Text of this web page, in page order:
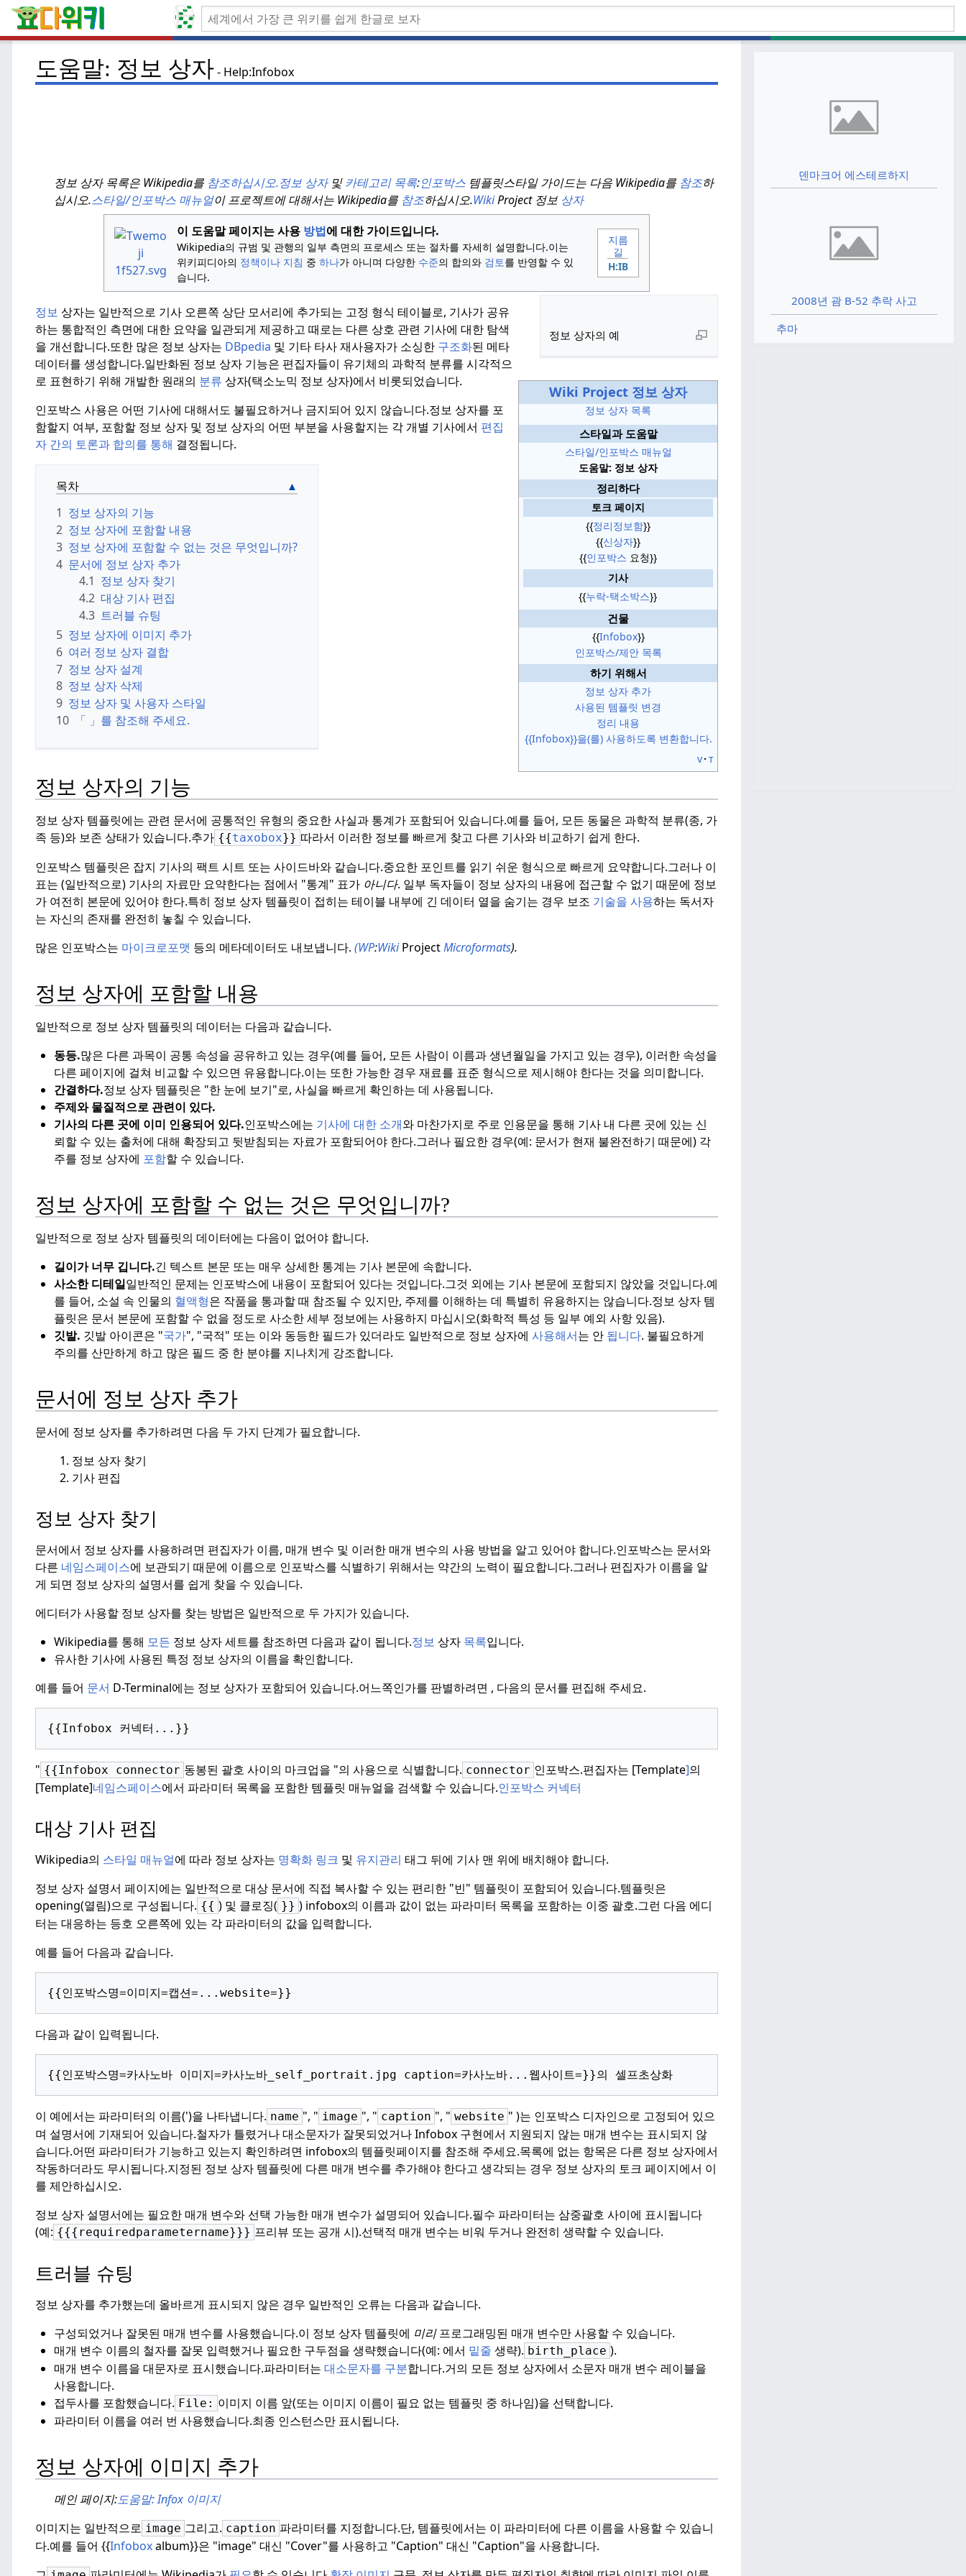
도움말: 정보 상자 Help:Infobox
정보 상자 목록은 Wikipedia를 참조하십시오.정보 상자및카테고리 목록:인포박스템플릿스타일 가이드는 다음 Wikipedia를 참조하
십시오.스타일/인포박스 매뉴얼이 프로젝트에 대해서는 Wikipedia를 참조하십시오.WikiProject 정보 상자
이 도움말 페이지는 사용 방법에 대한 가이드입니다.
Wikipedia의 규범 및 관행의 일부 측면의 프로세스 또는 절차를 자세히 설명합니다.이는
위키피디아의 정책이나 지침 중하나가 아니며 다양한 수준의 합의와 검토를 반영할 수 있
습니다.
지름
길
H:IB
정보 상자의 예
Wiki Project 정보 상자
정보 상자 목록
스타일과 도움말
스타일/인포박스 매뉴얼
도움말: 정보 상자
정리하다
토크 페이지
{{정리정보함}}
{{신상자}}
{{인포박스 요청}}
기사
{{누락-택소박스}}
건물
{{Infobox}}
인포박스/제안 목록
하기 위해서
정보 상자 추가
사용된 템플릿 변경
정리 내용
{{Infobox}}을(를) 사용하도록 변환합니다.
v t
정보 상자는 일반적으로 기사 오른쪽 상단 모서리에 추가되는 고정 형식 테이블로, 기사가 공유
하는 통합적인 측면에 대한 요약을 일관되게 제공하고 때로는 다른 상호 관련 기사에 대한 탐색
을 개선합니다.또한 많은 정보 상자는 DBpedia 및 기타 타사 재사용자가 소싱한 구조화된 메타
데이터를 생성합니다.일반화된 정보 상자 기능은 편집자들이 유기체의 과학적 분류를 시각적으
로 표현하기 위해 개발한 원래의 분류 상자(택소노믹 정보 상자)에서 비롯되었습니다.
인포박스 사용은 어떤 기사에 대해서도 불필요하거나 금지되어 있지 않습니다.정보 상자를 포
함할지 여부, 포함할 정보 상자 및 정보 상자의 어떤 부분을 사용할지는 각 개별 기사에서 편집
자 간의 토론과 합의를 통해 결정됩니다.
목차
1 정보 상자의 기능
2 정보 상자에 포함할 내용
3 정보 상자에 포함할 수 없는 것은 무엇입니까?
4 문서에 정보 상자 추가
4.1 정보 상자 찾기
4.2 대상 기사 편집
4.3 트러블 슈팅
5 정보 상자에 이미지 추가
6 여러 정보 상자 결합
7 정보 상자 설계
8 정보 상자 삭제
9 정보 상자 및 사용자 스타일
10
「 」를 참조해 주세요.
정보 상자의 기능
정보 상자 템플릿에는 관련 문서에 공통적인 유형의 중요한 사실과 통계가 포함되어 있습니다.예를 들어, 모든 동물은 과학적 분류(종, 가
족 등)와 보존 상태가 있습니다.추가 {{taxobox}} 따라서 이러한 정보를 빠르게 찾고 다른 기사와 비교하기 쉽게 한다.
인포박스 템플릿은 잡지 기사의 팩트 시트 또는 사이드바와 같습니다.중요한 포인트를 읽기 쉬운 형식으로 빠르게 요약합니다.그러나 이
표는 (일반적으로) 기사의 자료만 요약한다는 점에서 "통계" 표가 아니다. 일부 독자들이 정보 상자의 내용에 접근할 수 없기 때문에 정보
가 여전히 본문에 있어야 한다.특히 정보 상자 템플릿이 접히는 테이블 내부에 긴 데이터 열을 숨기는 경우 보조 기술을 사용하는 독서자
는 자신의 존재를 완전히 놓칠 수 있습니다.
많은 인포박스는 마이크로포맷 등의 메타데이터도 내보냅니다. (WP:WikiProjectMicroformats).
정보 상자에 포함할 내용
일반적으로 정보 상자 템플릿의 데이터는 다음과 같습니다.
동등.많은 다른 과목이 공통 속성을 공유하고 있는 경우(예를 들어, 모든 사람이 이름과 생년월일을 가지고 있는 경우), 이러한 속성을
다른 페이지에 걸쳐 비교할 수 있으면 유용합니다.이는 또한 가능한 경우 재료를 표준 형식으로 제시해야 한다는 것을 의미합니다.
간결하다.정보 상자 템플릿은 "한 눈에 보기"로, 사실을 빠르게 확인하는 데 사용됩니다.
주제와 물질적으로 관련이 있다.
기사의 다른 곳에 이미 인용되어 있다.인포박스에는 기사에 대한 소개와 마찬가지로 주로 인용문을 통해 기사 내 다른 곳에 있는 신
뢰할 수 있는 출처에 대해 확장되고 뒷받침되는 자료가 포함되어야 한다.그러나 필요한 경우(예: 문서가 현재 불완전하기 때문에) 각
주를 정보 상자에 포함할 수 있습니다.
정보 상자에 포함할 수 없는 것은 무엇입니까?
일반적으로 정보 상자 템플릿의 데이터에는 다음이 없어야 합니다.
길이가 너무 깁니다.긴 텍스트 본문 또는 매우 상세한 통계는 기사 본문에 속합니다.
사소한 디테일일반적인 문제는 인포박스에 내용이 포함되어 있다는 것입니다.그것 외에는 기사 본문에 포함되지 않았을 것입니다.예
를 들어, 소설 속 인물의 혈액형은 작품을 통과할 때 참조될 수 있지만, 주제를 이해하는 데 특별히 유용하지는 않습니다.정보 상자 템
플릿은 문서 본문에 포함할 수 없을 정도로 사소한 세부 정보에는 사용하지 마십시오(화학적 특성 등 일부 예외 사항 있음).
깃발. 깃발 아이콘은 "국가", "국적" 또는 이와 동등한 필드가 있더라도 일반적으로 정보 상자에 사용해서는 안 됩니다. 불필요하게
주의를 산만하게 하고 많은 필드 중 한 분야를 지나치게 강조합니다.
문서에 정보 상자 추가
문서에 정보 상자를 추가하려면 다음 두 가지 단계가 필요합니다.
정보 상자 찾기
기사 편집
정보 상자 찾기
문서에서 정보 상자를 사용하려면 편집자가 이름, 매개 변수 및 이러한 매개 변수의 사용 방법을 알고 있어야 합니다.인포박스는 문서와
다른 네임스페이스에 보관되기 때문에 이름으로 인포박스를 식별하기 위해서는 약간의 노력이 필요합니다.그러나 편집자가 이름을 알
게 되면 정보 상자의 설명서를 쉽게 찾을 수 있습니다.
에디터가 사용할 정보 상자를 찾는 방법은 일반적으로 두 가지가 있습니다.
Wikipedia를 통해 모든 정보 상자 세트를 참조하면 다음과 같이 됩니다.정보 상자 목록입니다.
유사한 기사에 사용된 특정 정보 상자의 이름을 확인합니다.
예를 들어 문서 D-Terminal에는 정보 상자가 포함되어 있습니다.어느쪽인가를 판별하려면 , 다음의 문서를 편집해 주세요.
{{Infobox 커넥터... }}
" {{Infobox connector 동봉된 괄호 사이의 마크업을 "의 사용으로 식별합니다. connector 인포박스.편집자는 [Template]의
[Template]네임스페이스에서 파라미터 목록을 포함한 템플릿 매뉴얼을 검색할 수 있습니다.인포박스 커넥터
대상 기사 편집
Wikipedia의 스타일 매뉴얼에 따라 정보 상자는 명확화 링크 및 유지관리 태그 뒤에 기사 맨 위에 배치해야 합니다.
정보 상자 설명서 페이지에는 일반적으로 대상 문서에 직접 복사할 수 있는 편리한 "빈" 템플릿이 포함되어 있습니다.템플릿은
opening(열림)으로 구성됩니다. {{ ) 및 클로징( }} ) infobox의 이름과 값이 없는 파라미터 목록을 포함하는 이중 괄호.그런 다음 에디
터는 대응하는 등호 오른쪽에 있는 각 파라미터의 값을 입력합니다.
예를 들어 다음과 같습니다.
{{인포박스명=이미지=캡션=...website=}}
다음과 같이 입력됩니다.
{{인포박스명=카사노바 이미지=카사노바_self_portrait.jpg caption=카사노바...웹사이트=}}의 셀프초상화
이 예에서는 파라미터의 이름(')을 나타냅니다. name ", " image ", " caption ", " website " )는 인포박스 디자인으로 고정되어 있으
며 설명서에 기재되어 있습니다.철자가 틀렸거나 대소문자가 잘못되었거나 Infobox 구현에서 지원되지 않는 매개 변수는 표시되지 않
습니다.어떤 파라미터가 기능하고 있는지 확인하려면 infobox의 템플릿페이지를 참조해 주세요.목록에 없는 항목은 다른 정보 상자에서
작동하더라도 무시됩니다.지정된 정보 상자 템플릿에 다른 매개 변수를 추가해야 한다고 생각되는 경우 정보 상자의 토크 페이지에서 이
를 제안하십시오.
정보 상자 설명서에는 필요한 매개 변수와 선택 가능한 매개 변수가 설명되어 있습니다.필수 파라미터는 삼중괄호 사이에 표시됩니다
(예: {{{requiredparametername}}} 프리뷰 또는 공개 시).선택적 매개 변수는 비워 두거나 완전히 생략할 수 있습니다.
트러블 슈팅
정보 상자를 추가했는데 올바르게 표시되지 않은 경우 일반적인 오류는 다음과 같습니다.
구성되었거나 잘못된 매개 변수를 사용했습니다.이 정보 상자 템플릿에 미리프로그래밍된 매개 변수만 사용할 수 있습니다.
매개 변수 이름의 철자를 잘못 입력했거나 필요한 구두점을 생략했습니다(예: 에서 밑줄 생략). birth_place ).
매개 변수 이름을 대문자로 표시했습니다.파라미터는 대소문자를 구분합니다.거의 모든 정보 상자에서 소문자 매개 변수 레이블을
사용합니다.
접두사를 포함했습니다. File: 이미지 이름 앞(또는 이미지 이름이 필요 없는 템플릿 중 하나임)을 선택합니다.
파라미터 이름을 여러 번 사용했습니다.최종 인스턴스만 표시됩니다.
정보 상자에 이미지 추가
메인 페이지:도움말: Infox 이미지
이미지는 일반적으로 image 그리고. caption 파라미터를 지정합니다.단, 템플릿에서는 이 파라미터에 다른 이름을 사용할 수 있습니
다.예를 들어 {{Infoboxalbum}}은 "image" 대신 "Cover"를 사용하고 "Caption" 대신 "Caption"을 사용합니다.
덴마크어 에스테르하지
2008년 괌 B-52 추락 사고
추마